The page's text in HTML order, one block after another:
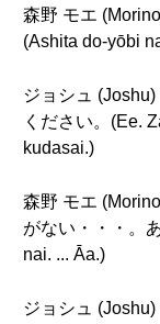
森野 モエ
(Ashita do-yōbi
ジョシュ
ください。(Ee.
kudasai.)
森野 モエ
がない・・・。
nai. ... Āa.)
ジョシュ